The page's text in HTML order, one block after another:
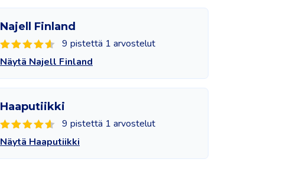
Najell Finland
9 pistettä 1 arvostelut
Näytä Najell Finland
Haaputiikki
9 pistettä 1 arvostelut
Näytä Haaputiikki